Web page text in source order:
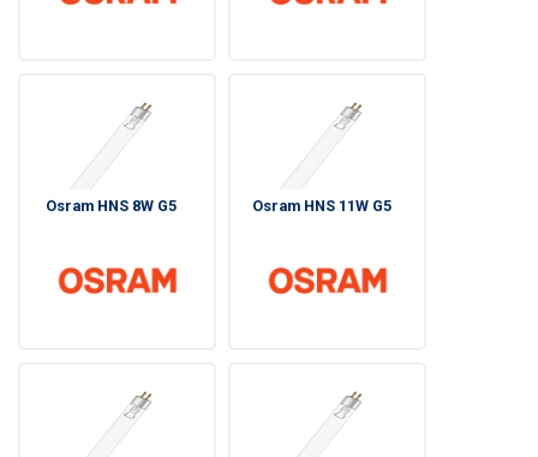
Osram HNS 8W G5 Osram HNS 11W G5